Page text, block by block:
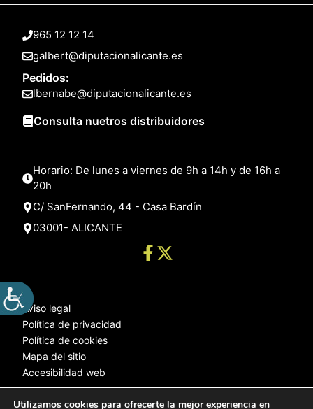
965 12 12 14
galbert@diputacionalicante.es
Pedidos:
lbernabe@diputacionalicante.es
Consulta nuetros distribuidores
Horario: De lunes a viernes de 9h a 14h y de 16h a
20h
C/ SanFernando, 44 - Casa Bardín
03001- ALICANTE
Aviso legal
Política de privacidad
Política de cookies
Mapa del sitio
Accesibilidad web
Utilizamos cookies para ofrecerte la mejor experiencia en